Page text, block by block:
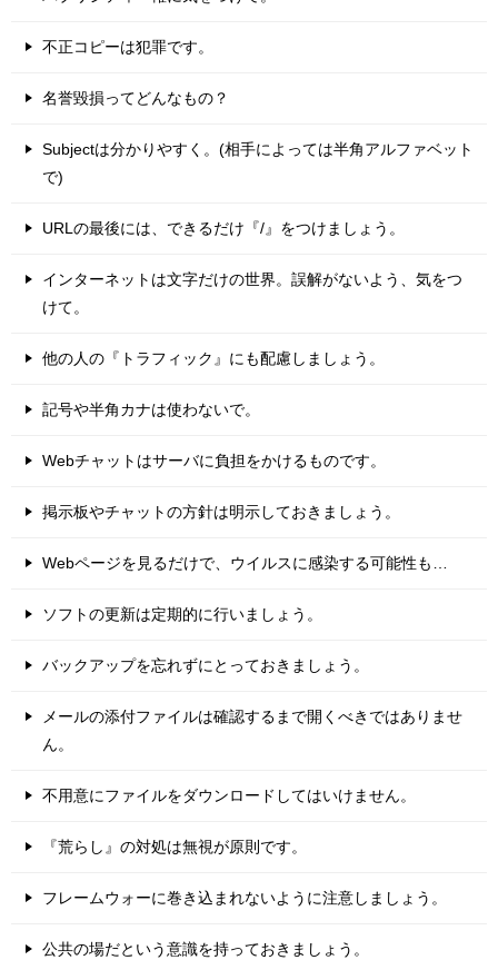
不正コピーは犯罪です。
名誉毀損ってどんなもの？
Subjectは分かりやすく。(相手によっては半角アルファベット
で)
URLの最後には、できるだけ『/』をつけましょう。
インターネットは文字だけの世界。誤解がないよう、気をつ
けて。
他の人の『トラフィック』にも配慮しましょう。
記号や半角カナは使わないで。
Webチャットはサーバに負担をかけるものです。
掲示板やチャットの方針は明示しておきましょう。
Webページを見るだけで、ウイルスに感染する可能性も…
ソフトの更新は定期的に行いましょう。
バックアップを忘れずにとっておきましょう。
メールの添付ファイルは確認するまで開くべきではありませ
ん。
不用意にファイルをダウンロードしてはいけません。
『荒らし』の対処は無視が原則です。
フレームウォーに巻き込まれないように注意しましょう。
公共の場だという意識を持っておきましょう。